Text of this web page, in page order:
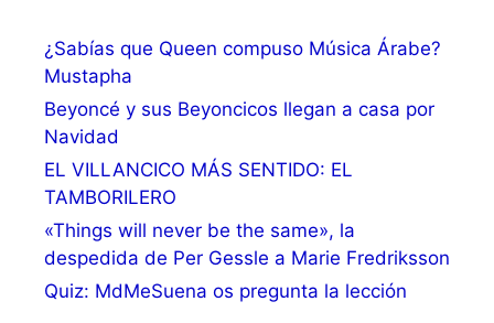
¿Sabías que Queen compuso Música Árabe?
Mustapha
Beyoncé y sus Beyoncicos llegan a casa por
Navidad
EL VILLANCICO MÁS SENTIDO: EL
TAMBORILERO
«Things will never be the same», la
despedida de Per Gessle a Marie Fredriksson
Quiz: MdMeSuena os pregunta la lección